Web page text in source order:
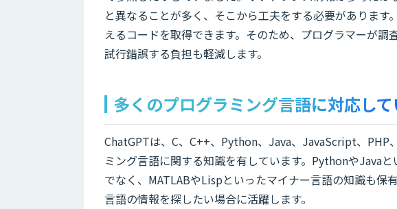
と異なることが多く、そこから工夫をする必要がありま
えるコードを取得できます。そのため、プログラマーが
試行錯誤する負担も軽減します。
多くのプログラミング言語に対応して
ChatGPTは、C、C++、Python、Java、JavaScript、PHP
ミング言語に関する知識を有しています。PythonやJava
でなく、MATLABやLispといったマイナー言語の知識も保
言語の情報を探したい場合に活躍します。